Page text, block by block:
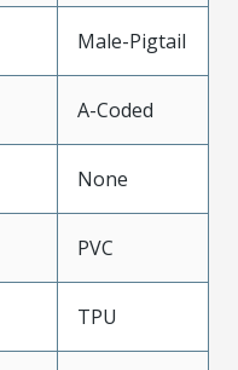
Male-Pigtail
A-Coded
None
PVC
TPU